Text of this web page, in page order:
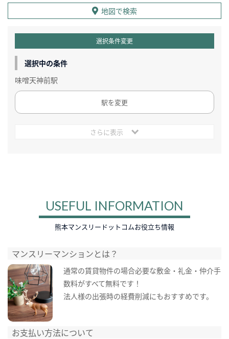
地図で検索
選択条件変更
選択中の条件
味噌天神前駅
駅を変更
さらに表示
USEFUL INFORMATION
熊本マンスリードットコムお役立ち情報
マンスリーマンションとは？
通常の賃貸物件の場合必要な敷金・礼金・仲介手
数料がすべて無料です！
法人様の出張時の経費削減にもおすすめです。
お支払い方法について